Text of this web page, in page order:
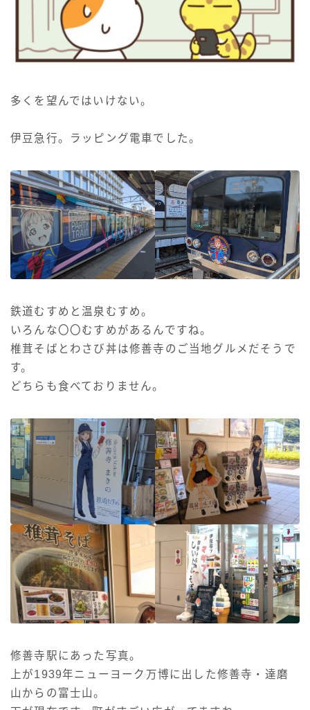
多くを望んではいけない。
伊豆急行。ラッピング電車でした。
鉄道むすめと温泉むすめ。
いろんな〇〇むすめがあるんですね。
椎茸そばとわさび丼は修善寺のご当地グルメだそうで
す。
どちらも食べておりません。
修善寺駅にあった写真。
上が1939年ニューヨーク万博に出した修善寺・達磨
山からの富士山。